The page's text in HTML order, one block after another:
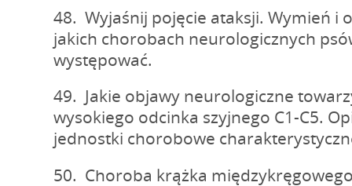
48. Wyjaśnij pojęcie ataksji. Wymień i
jakich chorobach neurologicznych
występować.
49. Jakie objawy neurologiczne
wysokiego odcinka szyjnego C1-C5.
jednostki chorobowe
50. Choroba krążka